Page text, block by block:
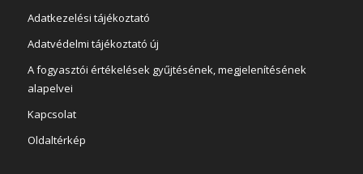
Adatkezelési tájékoztató
Adatvédelmi tájékoztató új
A fogyasztói értékelések gyűjtésének, megjelenítésének
alapelvei
Kapcsolat
Oldaltérkép